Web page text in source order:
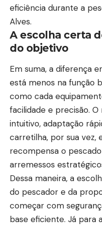
eficiência durante a
Alves.
A escolha certa
do objetivo
Em suma, a diferença
está menos na função
como cada
facilidade e precisão.
intuitivo, adaptação
carretilha, por sua vez,
recompensa o
arremessos
Dessa maneira, a
do pescador e da
começar com
base eficiente. Já para